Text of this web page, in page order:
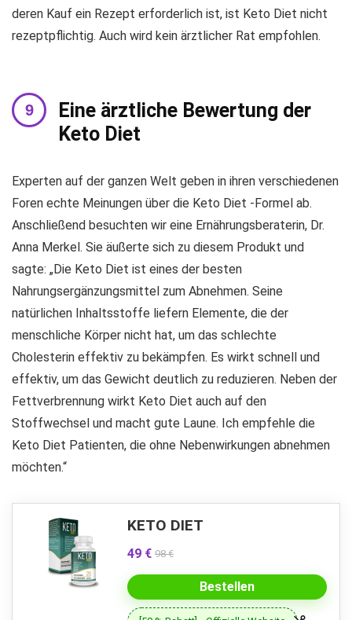
deren Kauf ein Rezept erforderlich ist, ist Keto Diet nicht
rezeptpflichtig. Auch wird kein ärztlicher Rat empfohlen.
Eine ärztliche Bewertung der
Keto Diet
Experten auf der ganzen Welt geben in ihren verschiedenen
Foren echte Meinungen über die Keto Diet -Formel ab.
Anschließend besuchten wir eine Ernährungsberaterin, Dr.
Anna Merkel. Sie äußerte sich zu diesem Produkt und
sagte: „Die Keto Diet ist eines der besten
Nahrungsergänzungsmittel zum Abnehmen. Seine
natürlichen Inhaltsstoffe liefern Elemente, die der
menschliche Körper nicht hat, um das schlechte
Cholesterin effektiv zu bekämpfen. Es wirkt schnell und
effektiv, um das Gewicht deutlich zu reduzieren. Neben der
Fettverbrennung wirkt Keto Diet auch auf den
Stoffwechsel und macht gute Laune. Ich empfehle die
Keto Diet Patienten, die ohne Nebenwirkungen abnehmen
möchten.“
KETO DIET
49 € 98 €
Bestellen